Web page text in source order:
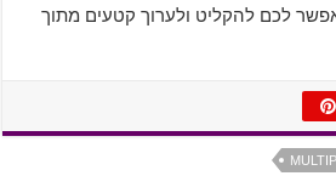
לכם להקליט ולערוך קטעים מתוך